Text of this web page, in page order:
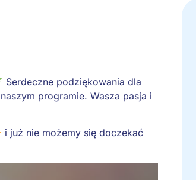
Serdeczne podziękowania dla
programie. Wasza pasja i
i już nie możemy się doczekać